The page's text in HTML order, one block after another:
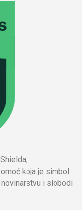
koja je simbol
i slobodi